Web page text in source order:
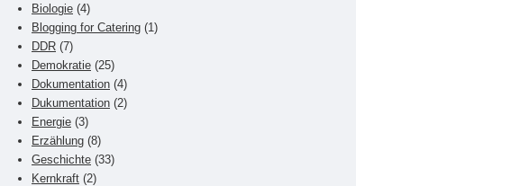
Biologie (4)
Blogging for Catering (1)
DDR (7)
Demokratie (25)
Dokumentation (4)
Dukumentation (2)
Energie (3)
Erzählung (8)
Geschichte (33)
Kernkraft (2)